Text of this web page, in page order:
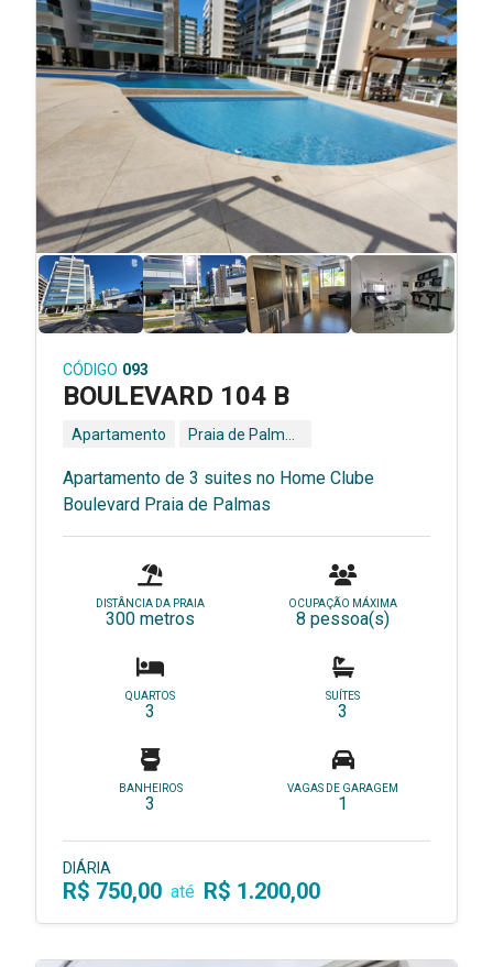
CÓDIGO 093
BOULEVARD 104 B
Apartamento
Apartamento de 3 suites no Home Clube
Boulevard Praia de Palmas
DISTÂNCIA DA PRAIA
300 metros
OCUPAÇÃO MÁXIMA
8 pessoa(s)
QUARTOS
3
SUÍTES
3
BANHEIROS
3
VAGAS DE GARAGEM
1
DIÁRIA
R$ 750,00 até R$ 1.200,00